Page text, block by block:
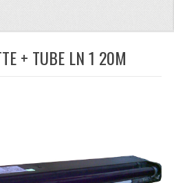
De Matériel
Votre Devis
+ TUBE LN 1 20M